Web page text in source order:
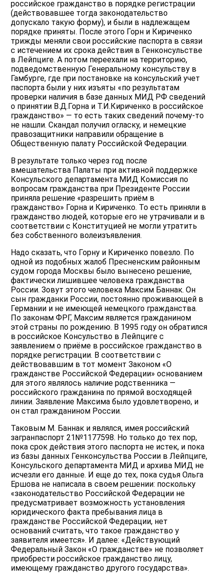
российское гражданство в порядке регистрации
(действовавшее тогда законодательство
допускало такую форму), и были в надлежащем
порядке приняты. После этого Горн и Кириченко
трижды меняли свои российские паспорта в связи
с истечением их срока действия в Генконсульстве
в Лейпциге. А потом переехали на территорию,
подведомственную Генеральному консульству в
Гамбурге, где при постановке на консульский учет
паспорта были у них изъяты «по результатам
проверки наличия в базе данных МИД РФ сведений
о принятии В.Д.Горна и Т.И.Кириченко в российское
гражданство» — то есть таких сведений почему-то
не нашли. Скандал получил огласку, и немецкие
правозащитники направили обращение в
Общественную палату Российской Федерации.
В результате только через год после
вмешательства Палаты при активной поддержке
Консульского департамента МИД Комиссия по
вопросам гражданства при Президенте России
приняла решение «разрешить приём в
гражданство» Горна и Кириченко. То есть приняли в
гражданство людей, которые его не утрачивали и в
соответствии с Конституцией не могли утратить
без собственного волеизъявления.
Надо сказать, что Горну и Кириченко повезло. По
одной из подобных жалоб Пресненским районным
судом города Москвы было вынесено решение,
фактически лишившее человека гражданства
России. Зовут этого человека Максим Баннак. Он
сын гражданки России, постоянно проживающей в
Германии и не имеющей немецкого гражданства.
По законам ФРГ, Максим является гражданином
этой страны по рождению. В 1995 году он обратился
в российское Консульство в Лейпциге с
заявлением о приёме в российское гражданство в
порядке регистрации. В соответствии с
действовавшим в тот момент Законом «О
гражданстве Российской Федерации» основанием
для этого являлось наличие родственника —
российского гражданина по прямой восходящей
линии. Заявление Максима было удовлетворено, и
он стал гражданином России.
Таковым М. Баннак и являлся, имея российский
загранпаспорт 21№1177598. Но только до тех пор,
пока срок действия этого паспорта не истек, и пока
из базы данных Генконсульства России в Лейпциге,
Консульского департамента МИД и архива МИД не
исчезли его данные. И еще до тех, пока судья Ольга
Ершова не написала в своем решении: поскольку
«законодательство Российской Федерации не
предусматривает возможность установления
юридического факта пребывания лица в
гражданстве Российской Федерации, нет
оснований считать, что такое гражданство у
заявителя имеется». И далее: «Действующий
Федеральный Закон «О гражданстве» не позволяет
приобрести российское гражданство лицу,
имеющему гражданство другого государства».